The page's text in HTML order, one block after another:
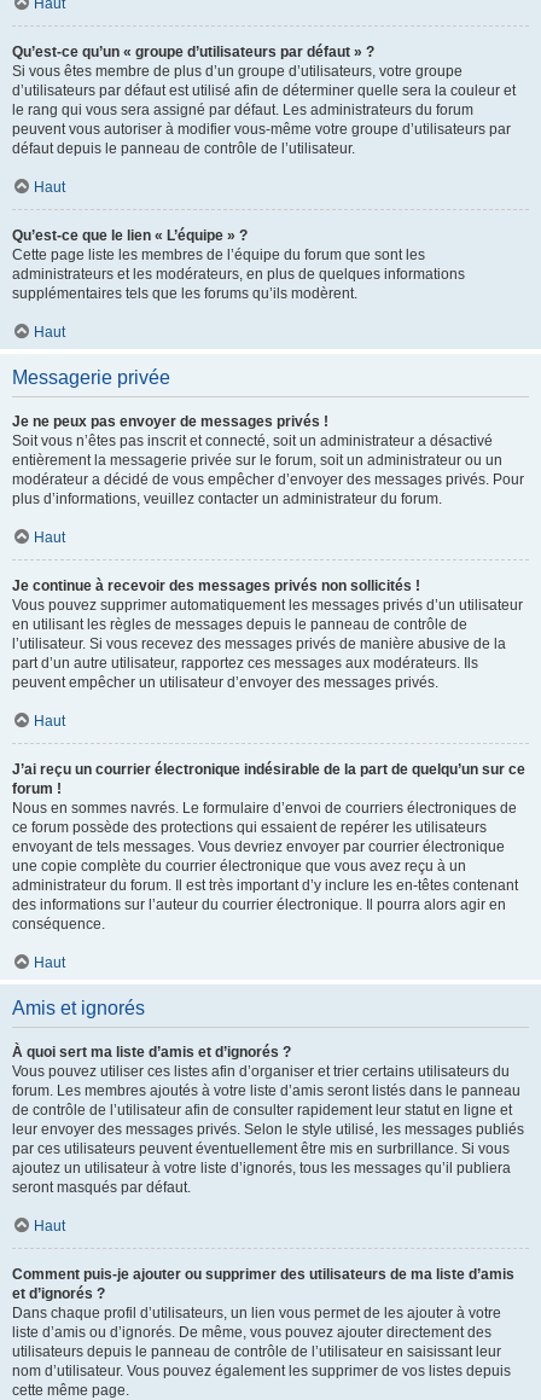
Haut
Qu’est-ce qu’un « groupe d’utilisateurs par défaut » ?
Si vous êtes membre de plus d’un groupe d’utilisateurs, votre groupe
d’utilisateurs par défaut est utilisé afin de déterminer quelle sera la couleur et
le rang qui vous sera assigné par défaut. Les administrateurs du forum
peuvent vous autoriser à modifier vous-même votre groupe d’utilisateurs par
défaut depuis le panneau de contrôle de l’utilisateur.
Haut
Qu’est-ce que le lien « L’équipe » ?
Cette page liste les membres de l’équipe du forum que sont les
administrateurs et les modérateurs, en plus de quelques informations
supplémentaires tels que les forums qu’ils modèrent.
Haut
Messagerie privée
Je ne peux pas envoyer de messages privés !
Soit vous n’êtes pas inscrit et connecté, soit un administrateur a désactivé
entièrement la messagerie privée sur le forum, soit un administrateur ou un
modérateur a décidé de vous empêcher d’envoyer des messages privés. Pour
plus d’informations, veuillez contacter un administrateur du forum.
Haut
Je continue à recevoir des messages privés non sollicités !
Vous pouvez supprimer automatiquement les messages privés d’un utilisateur
en utilisant les règles de messages depuis le panneau de contrôle de
l’utilisateur. Si vous recevez des messages privés de manière abusive de la
part d’un autre utilisateur, rapportez ces messages aux modérateurs. Ils
peuvent empêcher un utilisateur d’envoyer des messages privés.
Haut
J’ai reçu un courrier électronique indésirable de la part de quelqu’un sur ce
forum !
Nous en sommes navrés. Le formulaire d’envoi de courriers électroniques de
ce forum possède des protections qui essaient de repérer les utilisateurs
envoyant de tels messages. Vous devriez envoyer par courrier électronique
une copie complète du courrier électronique que vous avez reçu à un
administrateur du forum. Il est très important d’y inclure les en-têtes contenant
des informations sur l’auteur du courrier électronique. Il pourra alors agir en
conséquence.
Haut
Amis et ignorés
À quoi sert ma liste d’amis et d’ignorés ?
Vous pouvez utiliser ces listes afin d’organiser et trier certains utilisateurs du
forum. Les membres ajoutés à votre liste d’amis seront listés dans le panneau
de contrôle de l’utilisateur afin de consulter rapidement leur statut en ligne et
leur envoyer des messages privés. Selon le style utilisé, les messages publiés
par ces utilisateurs peuvent éventuellement être mis en surbrillance. Si vous
ajoutez un utilisateur à votre liste d’ignorés, tous les messages qu’il publiera
seront masqués par défaut.
Haut
Comment puis-je ajouter ou supprimer des utilisateurs de ma liste d’amis
et d’ignorés ?
Dans chaque profil d’utilisateurs, un lien vous permet de les ajouter à votre
liste d’amis ou d’ignorés. De même, vous pouvez ajouter directement des
utilisateurs depuis le panneau de contrôle de l’utilisateur en saisissant leur
nom d’utilisateur. Vous pouvez également les supprimer de vos listes depuis
cette même page.